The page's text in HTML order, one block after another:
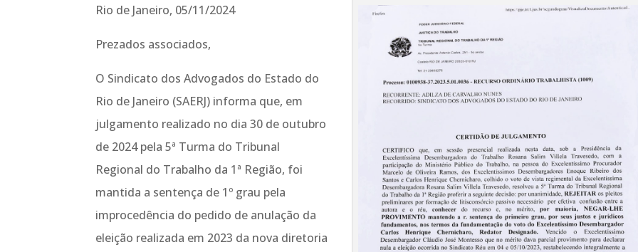
Rio de Janeiro, 05/11/2024
Prezados associados,
O Sindicato dos Advogados do Estado do
Rio de Janeiro (SAERJ) informa que, em
julgamento realizado no dia 30 de outubro
de 2024 pela 5ª Turma do Tribunal
Regional do Trabalho da 1ª Região, foi
mantida a sentença de 1º grau pela
improcedência do pedido de anulação da
eleição realizada em 2023 da nova diretoria